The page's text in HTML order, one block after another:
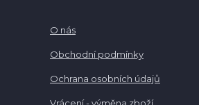
O nás
Obchodní podmínky
Ochrana osobních údajů